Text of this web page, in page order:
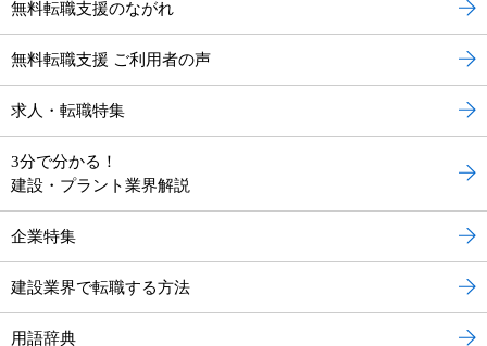
無料転職支援のながれ
無料転職支援 ご利用者の声
求人・転職特集
3分で分かる！
建設・プラント業界解説
企業特集
建設業界で転職する方法
用語辞典